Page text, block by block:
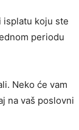
isplatu koju ste
periodu
Neko će vam
na vaš poslovni